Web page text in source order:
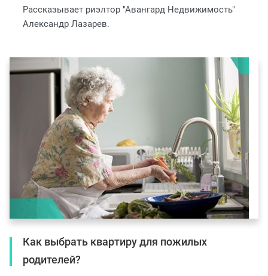
Рассказывает риэлтор "Авангард Недвижимость"
Александр Лазарев.
Как выбрать квартиру для пожилых
родителей?